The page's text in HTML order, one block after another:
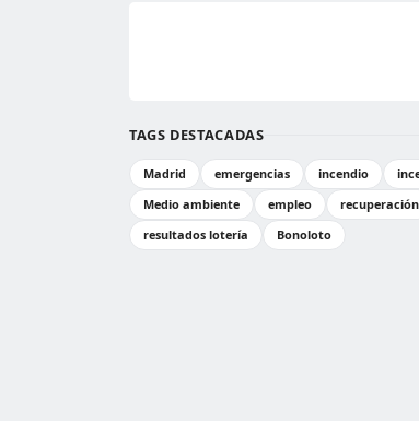
TAGS DESTACADAS
Madrid emergencias incendio
Medio ambiente
empleo recuperación
resultados lotería
Bonoloto